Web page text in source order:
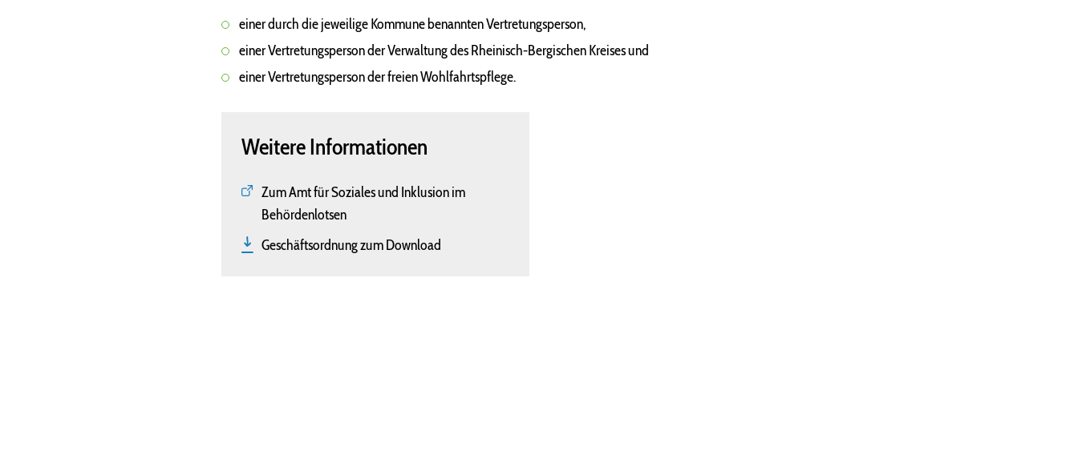
einer durch die jeweilige Kommune benannten Vertretungsperson,
einer Vertretungsperson der Verwaltung des Rheinisch-Bergischen Kreises und
einer Vertretungsperson der freien Wohlfahrtspflege.
Weitere Informationen
Zum Amt für Soziales und Inklusion im
Behördenlotsen
Geschäftsordnung zum Download